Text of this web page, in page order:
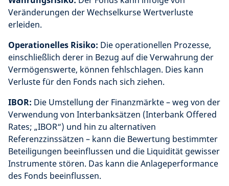
Veränderungen der Wechselkurse Wertverluste
erleiden.
Operationelles Risiko: Die operationellen Prozesse,
einschließlich derer in Bezug auf die Verwahrung der
Vermögenswerte, können fehlschlagen. Dies kann
Verluste für den Fonds nach sich ziehen.
IBOR: Die Umstellung der Finanzmärkte – weg von der
Verwendung von Interbanksätzen (Interbank Offered
Rates; „IBOR“) und hin zu alternativen
Referenzzinssätzen – kann die Bewertung bestimmter
Beteiligungen beeinflussen und die Liquidität gewisser
Instrumente stören. Das kann die Anlageperformance
des Fonds beeinflussen.